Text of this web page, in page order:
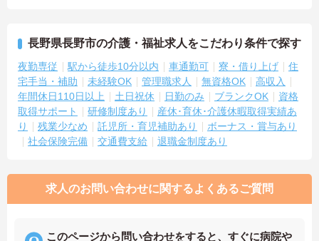
長野県長野市の介護・福祉求人をこだわり条件で探す
夜勤専従 駅から徒歩10分以内 車通勤可 寮・借り上げ
住
宅手当・補助
未経験OK 管理職求人 無資格OK
高収入
年間休日110日以上
土日祝休 日勤のみ ブランクOK
資格
取得サポート
研修制度あり
産休･育休･介護休暇取得実績あ
り
残業少なめ 託児所・育児補助あり
ボーナス・賞与あり
社会保険完備
交通費支給 退職金制度あり
求人のお問い合わせに関するよくあるご質問
このページから問い合わせをすると、すぐに病院や